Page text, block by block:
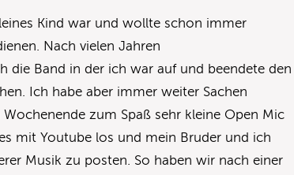
Kind war und wollte schon immer
Nach vielen Jahren
die Band in der ich war auf und beendete den
Ich habe aber immer weiter Sachen
zum Spaß sehr kleine Open Mic
mit Youtube los und mein Bruder und ich
Musik zu posten. So haben wir nach einer